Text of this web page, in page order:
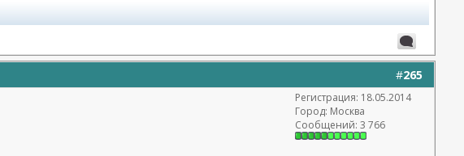
#265
Регистрация: 18.05.2014
Город: Москва
Сообщений: 3 766